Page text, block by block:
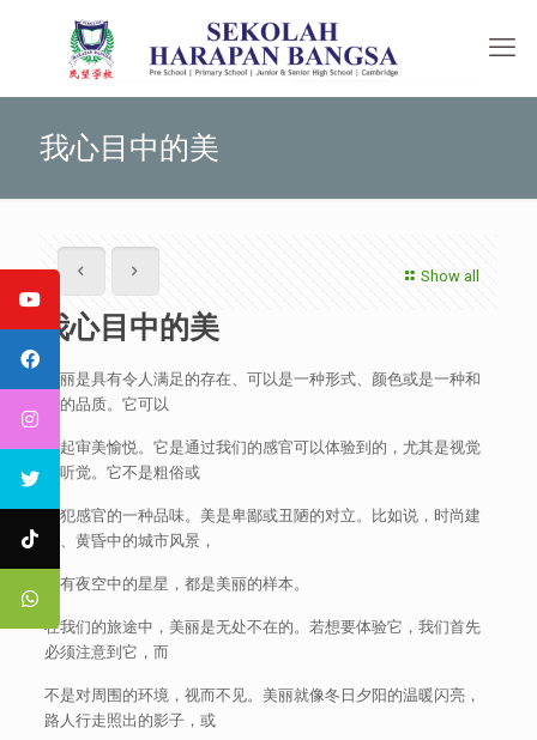
我心目中的美
Show all
我心目中的美
美丽是具有令人满足的存在、可以是一种形式、颜色或是一种和
谐的品质。它可以
唤起审美愉悦。它是通过我们的感官可以体验到的，尤其是视觉
和听觉。它不是粗俗或
冒犯感官的一种品味。美是卑鄙或丑陋的对立。比如说，时尚建
筑、黄昏中的城市风景，
还有夜空中的星星，都是美丽的样本。
在我们的旅途中，美丽是无处不在的。若想要体验它，我们首先
必须注意到它，而
不是对周围的环境，视而不见。美丽就像冬日夕阳的温暖闪亮，
路人行走照出的影子，或